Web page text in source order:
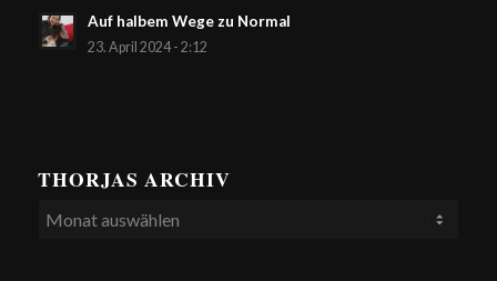
Auf halbem Wege zu Normal
23. April 2024 - 2:12
THORJAS ARCHIV